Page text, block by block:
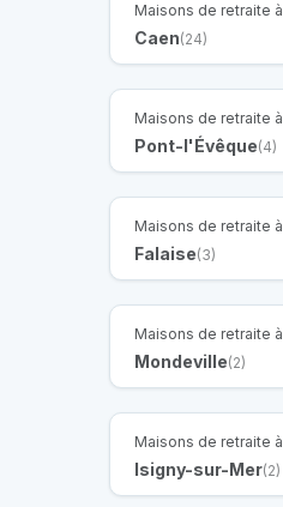
Maisons de retraite à
Caen(24)
Maisons de retraite à
Pont-l'Évêque(4)
Maisons de retraite à
Falaise(3)
Maisons de retraite à
Mondeville(2)
Maisons de retraite à
Isigny-sur-Mer(2)